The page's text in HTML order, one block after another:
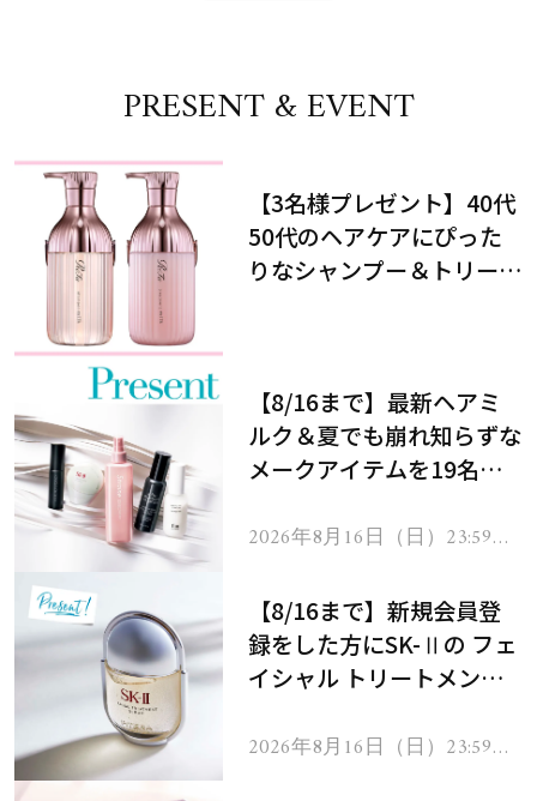
PRESENT & EVENT
【3名様プレゼント】40代
50代のヘアケアにぴった
りなシャンプー＆トリート
【8/16まで】最新ヘアミ
ルク＆夏でも崩れ知らずな
メークアイテムを19名様
2026年8月16日（日）23:59ま
【8/16まで】新規会員登
録をした方にSK-Ⅱの フェ
イシャル トリートメント
2026年8月16日（日）23:59ま